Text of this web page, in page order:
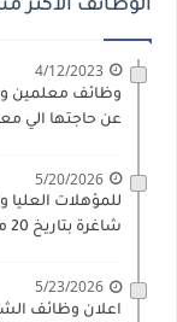
الوظائف الاكثر
4/12/2023
وظائف معلمين
عن حاجتها الي
5/20/2026
للمؤهلات
شاغرة بتاريخ 20 مايو 2026
5/23/2026
اعلان وظائف